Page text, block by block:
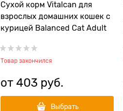
Сухой корм Vitalcan для
взрослых домашних кошек с
курицей Balanced Cat Adult
Товар закончился
от 403 руб.
Выбрать